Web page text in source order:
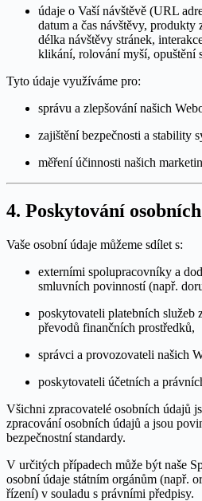
údaje o Vaší návštěvě (URL
datum a čas návštěvy, produkty
délka návštěvy stránek,
klikání, rolování myší, opuštění
Tyto údaje využíváme pro:
správu a zlepšování našich
zajištění bezpečnosti a stability
měření účinnosti našich
4. Poskytování
Vaše osobní údaje můžeme sdílet s:
externími spolupracovníky a
smluvních povinností (např.
poskytovateli platebních služeb
převodů finančních prostředků,
správci a provozovateli našich
poskytovateli účetních a
Všichni zpracovatelé osobních údajů
zpracování osobních údajů a jsou
bezpečnostní standardy.
V určitých případech může být naše
osobní údaje státním orgánům (např.
řízení) v souladu s právními předpisy.